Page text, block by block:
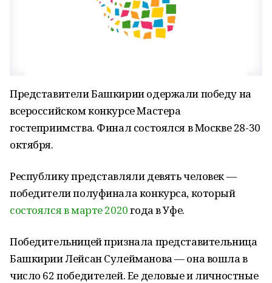
Представители Башкирии одержали победу на
всероссийском конкурсе Мастера
гостеприимства. Финал состоялся в Москве 28-30
октября.
Республику представляли девять человек —
победители полуфинала конкурса, который
состоялся в марте 2020года в Уфе.
Победительницей признала представительница
Башкирии Лейсан Сулейманова — она вошла в
число 62 победителей. Ее деловые и личностные